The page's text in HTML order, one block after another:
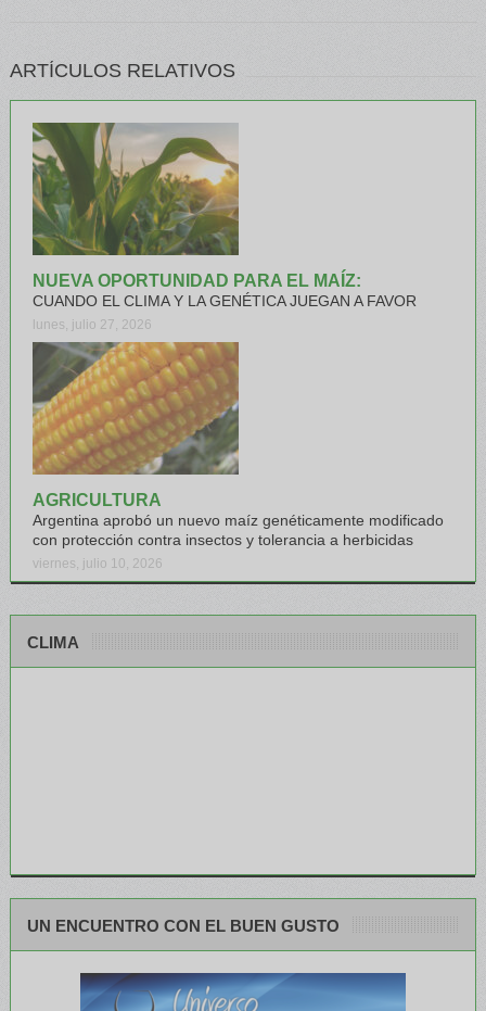
ARTÍCULOS RELATIVOS
NUEVA OPORTUNIDAD PARA EL MAÍZ:
CUANDO EL CLIMA Y LA GENÉTICA JUEGAN A FAVOR
lunes, julio 27, 2026
AGRICULTURA
Argentina aprobó un nuevo maíz genéticamente modificado
con protección contra insectos y tolerancia a herbicidas
viernes, julio 10, 2026
CLIMA
UN ENCUENTRO CON EL BUEN GUSTO